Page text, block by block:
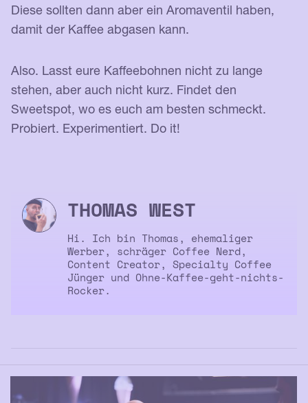
Diese sollten dann aber ein Aromaventil haben,
damit der Kaffee abgasen kann.
Also. Lasst eure Kaffeebohnen nicht zu lange
stehen, aber auch nicht kurz. Findet den
Sweetspot, wo es euch am besten schmeckt.
Probiert. Experimentiert. Do it!
THOMAS WEST
Hi. Ich bin Thomas, ehemaliger
Werber, schräger Coffee Nerd,
Content Creator, Specialty Coffee
Jünger und Ohne-Kaffee-geht-nichts-
Rocker.